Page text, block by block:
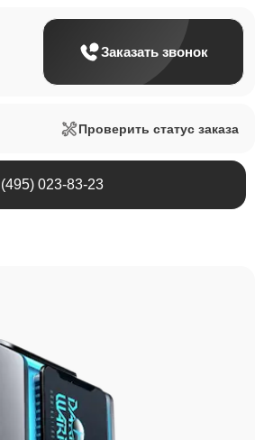
Заказать звонок
Проверить статус заказа
023-83-23